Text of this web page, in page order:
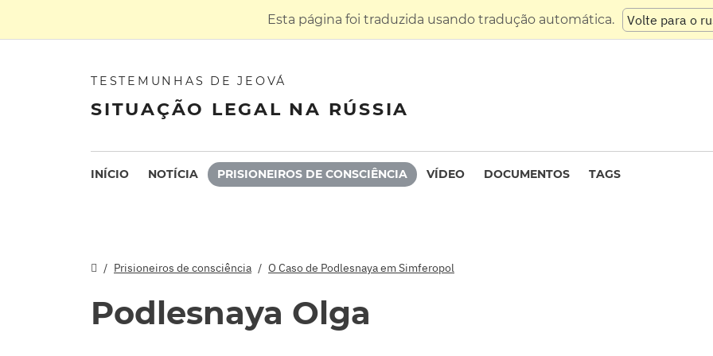
Esta página foi traduzida usando tradução automática. Volte para o
TESTEMUNHAS DE JEOVÁ
SITUAÇÃO LEGAL NA RÚSSIA
INÍCIO NOTÍCIA PRISIONEIROS DE CONSCIÊNCIA VÍDEO DOCUMENTOS TAGS
Prisioneiros de consciência O Caso de Podlesnaya em Simferopol
Podlesnaya Olga